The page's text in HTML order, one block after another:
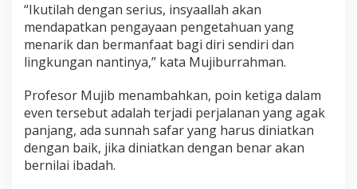
“Ikutilah dengan serius, insyaallah akan
mendapatkan pengayaan pengetahuan yang
menarik dan bermanfaat bagi diri sendiri dan
lingkungan nantinya,” kata Mujiburrahman.
Profesor Mujib menambahkan, poin ketiga dalam
even tersebut adalah terjadi perjalanan yang agak
panjang, ada sunnah safar yang harus diniatkan
dengan baik, jika diniatkan dengan benar akan
bernilai ibadah.